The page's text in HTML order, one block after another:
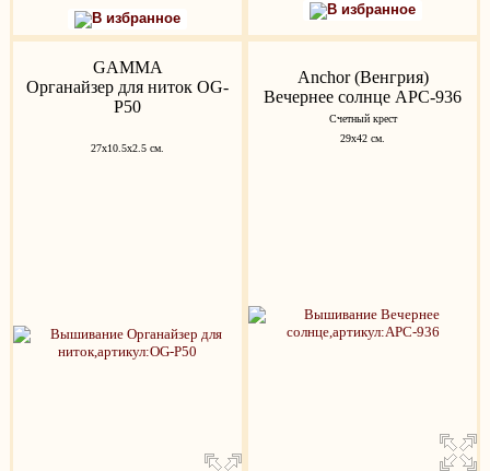
В избранное
В избранное
GAMMA
Органайзер для ниток OG-
P50
27х10.5х2.5 см.
Anchor (Венгрия)
Вечернее солнце APC-936
Счетный крест
29x42 см.